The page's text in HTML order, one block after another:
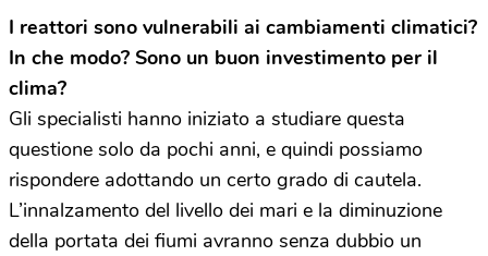
I reattori sono vulnerabili ai cambiamenti climatici?
In che modo? Sono un buon investimento per il
clima?
Gli specialisti hanno iniziato a studiare questa
questione solo da pochi anni, e quindi possiamo
rispondere adottando un certo grado di cautela.
L’innalzamento del livello dei mari e la diminuzione
della portata dei fiumi avranno senza dubbio un